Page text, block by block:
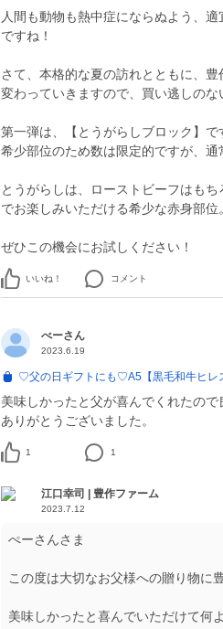
人間も動物も熱中症にならぬよう、
ですね！
さて、本格的な夏の訪れとともに、
変わっていきますので、買い逃しの
第一弾は、【とうがらしブロック】
希少部位のため数は限定的ですが、
とうがらしは、ローストビーフはも
でお楽しみいただける希少な赤身部
ぜひこの機会にお試しください！
いいね！ コメント
べーさん
2023.6.19
♡父の日ギフトにも♡A5【黒毛和牛ヒレ
美味しかったと父が喜んでくれたので
ありがとうございました。
1 1
江口幸司 | 豊作ファーム
2023.7.12
ぺーさんさま
この度は大切なお父様への贈り物に
美味しかったと喜んでいただけて何